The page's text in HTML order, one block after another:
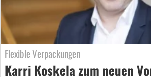
Flexible Verpackungen
Karri Koskela zum neuen